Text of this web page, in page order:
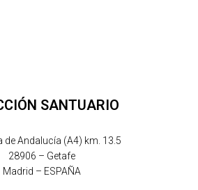
SANTUARIO
de Andalucía (A4) km. 13.5
28906 – Getafe
Madrid – ESPAÑA